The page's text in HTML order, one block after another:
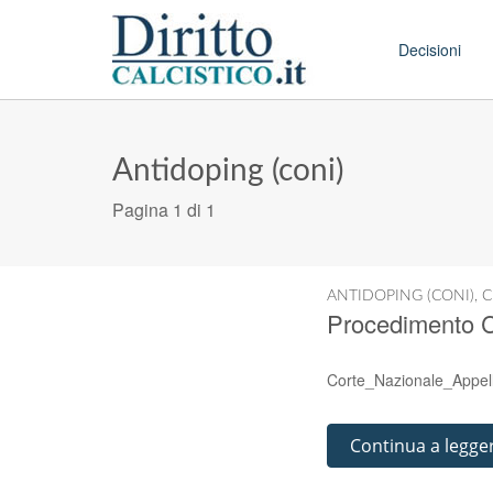
Main menu Decisioni
Antidoping (coni)
Pagina 1 di 1
ANTIDOPING (CONI),
Procedimento
Continua a